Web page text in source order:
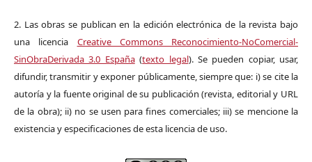
2. Las obras se publican en la edición electrónica de la revista bajo
una licencia Creative Commons Reconocimiento-NoComercial-
SinObraDerivada 3.0 España(texto legal). Se pueden copiar, usar,
difundir, transmitir y exponer públicamente, siempre que: i) se cite la
autoría y la fuente original de su publicación (revista, editorial y URL
de la obra); ii) no se usen para fines comerciales; iii) se mencione la
existencia y especificaciones de esta licencia de uso.